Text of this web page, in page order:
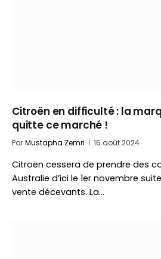
Citroën en difficulté : la
quitte ce marché !
ParMustapha Zemri 16 août 2024
Citroën cessera de prendre des
Australie d’ici le 1er novembre
vente décevants. La…